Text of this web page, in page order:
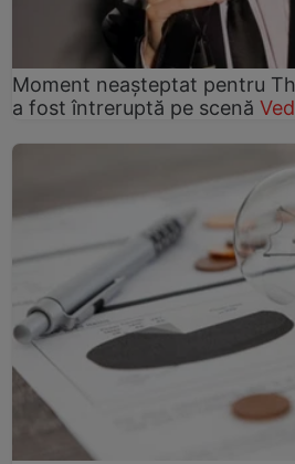
Moment neașteptat pentru
a fost întreruptă pe scenă